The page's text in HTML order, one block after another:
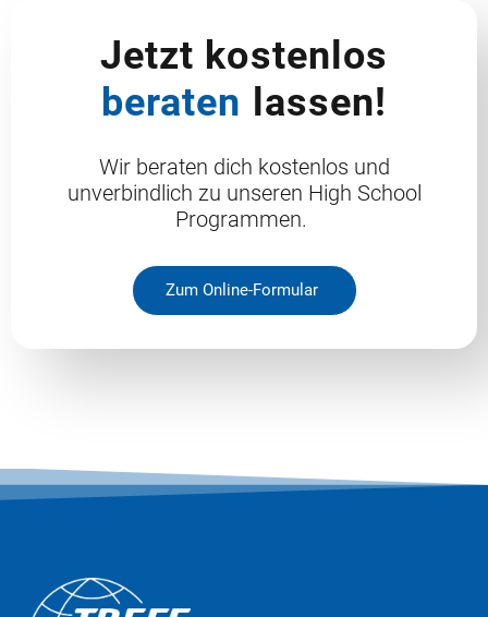
Jetzt kostenlos
beraten lassen!
Wir beraten dich kostenlos und
unverbindlich zu unseren High School
Programmen.
Zum Online-Formular